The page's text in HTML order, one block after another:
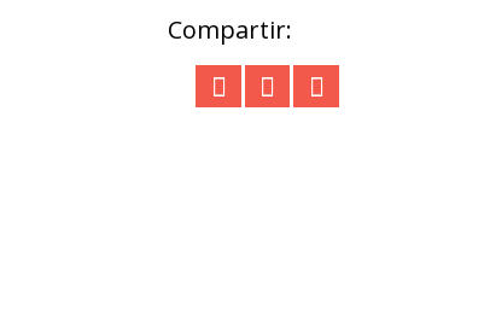
Compartir: